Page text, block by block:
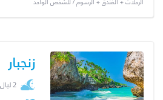
الرحلات + الفندق + الرسوم / للشخص الواحد
زنجبار
2 ليال